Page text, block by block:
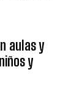
aulas y
y